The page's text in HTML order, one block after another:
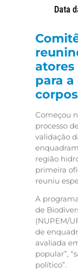
Data
atores
para
Começou
processo
validação
região
primeira
reuniu
A
de
(NUPEM/
de
avaliada
popular”,
político”.